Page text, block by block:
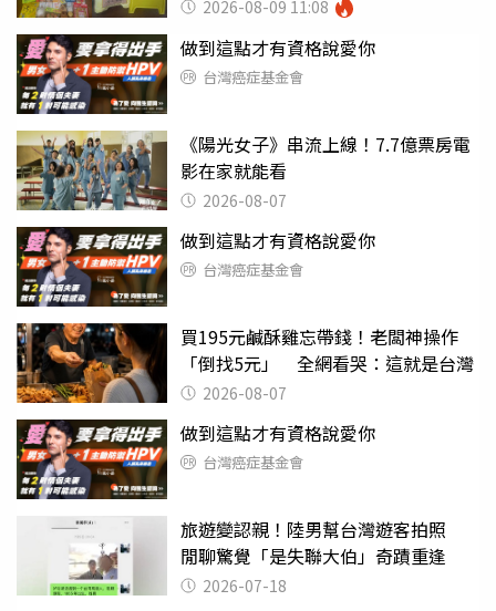
2026-08-09 11:08
做到這點才有資格說愛你
台灣癌症基金會
《陽光女子》串流上線！7.7億票房電
影在家就能看
2026-08-07
做到這點才有資格說愛你
台灣癌症基金會
買195元鹹酥雞忘帶錢！老闆神操作
「倒找5元」 全網看哭：這就是台灣
2026-08-07
做到這點才有資格說愛你
台灣癌症基金會
旅遊變認親！陸男幫台灣遊客拍照
閒聊驚覺「是失聯大伯」奇蹟重逢
2026-07-18